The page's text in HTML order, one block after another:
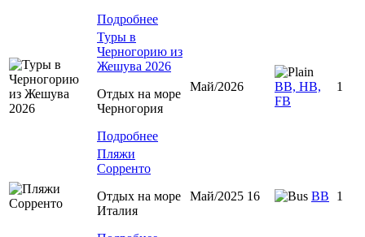
Подробнее
Туры в
Черногорию из
Жешува 2026
Отдых на море
Черногория
Подробнее
Май/2026
BB, HB,
FB
1
Пляжи
Сорренто
Отдых на море
Италия
Май/2025 16 BB 1